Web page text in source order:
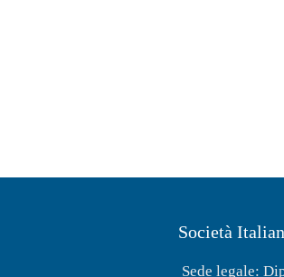
Società
Sede legale: